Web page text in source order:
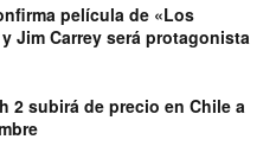
película de «Los
Jim Carrey será protagonista
2 subirá de precio en Chile a